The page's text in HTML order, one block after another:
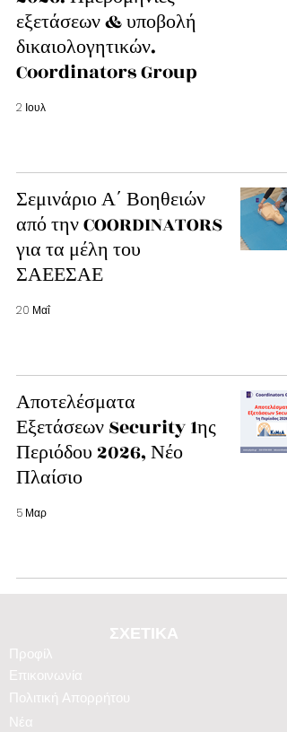
εξετάσεων & υποβολή
δικαιολογητικών.
Coordinators Group
2 Ιουλ
Σεμινάριο Α΄ Βοηθειών
από την COORDINATORS
για τα μέλη του
ΣΑΕΕΣΑΕ
20 Μαΐ
Αποτελέσματα
Εξετάσεων Security 1ης
Περιόδου 2026, Νέο
Πλαίσιο
5 Μαρ
ΣΧΕΤΙΚΑ
Προφίλ
Επικοινωνία
Πολιτική Απορρήτου
Νέα